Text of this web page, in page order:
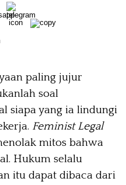
paling jujur
soal
siapa yang ia lindungi
Feminist Legal
mitos bahwa
Hukum selalu
itu dapat dibaca dari